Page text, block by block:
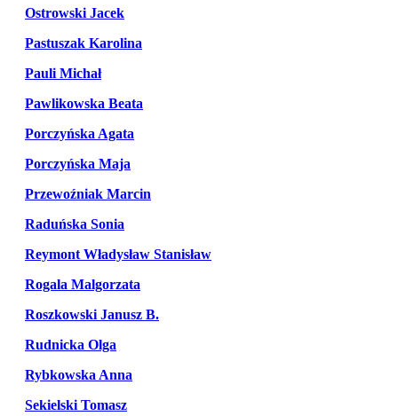
Ostrowski Jacek
Pastuszak Karolina
Pauli Michał
Pawlikowska Beata
Porczyńska Agata
Porczyńska Maja
Przewoźniak Marcin
Raduńska Sonia
Reymont Władysław Stanisław
Rogala Malgorzata
Roszkowski Janusz B.
Rudnicka Olga
Rybkowska Anna
Sekielski Tomasz